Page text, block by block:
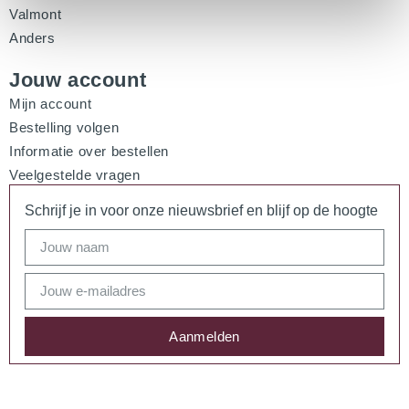
Valmont
Anders
Jouw account
Mijn account
Bestelling volgen
Informatie over bestellen
Veelgestelde vragen
Schrijf je in voor onze nieuwsbrief en blijf op de hoogte
Aanmelden